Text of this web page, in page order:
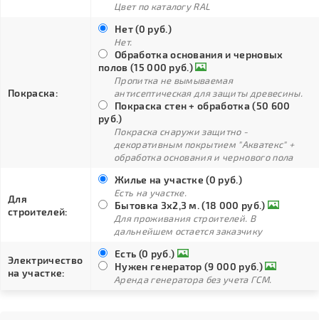
Цвет по каталогу RAL
Покраска:
Нет (0 руб.)
Нет.
Обработка основания и черновых
полов (15 000 руб.)
Пропитка не вымываемая
антисептическая для защиты древесины.
Покраска стен + обработка (50 600
руб.)
Покраска снаружи защитно -
декоративным покрытием "Акватекс" +
обработка основания и чернового пола
Для
строителей:
Жилье на участке (0 руб.)
Есть на участке.
Бытовка 3х2,3 м. (18 000 руб.)
Для проживания строителей. В
дальнейшем остается заказчику
Электричество
на участке:
Есть (0 руб.)
Нужен генератор (9 000 руб.)
Аренда генератора без учета ГСМ.